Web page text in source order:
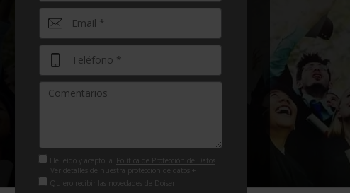
He leído y acepto la Política de Protección de Datos
Ver detalles de nuestra protección de datos +
Quiero recibir las novedades de Doiser